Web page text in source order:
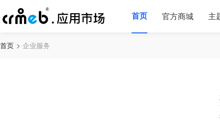
首页 官方商城 主
首页 企业服务